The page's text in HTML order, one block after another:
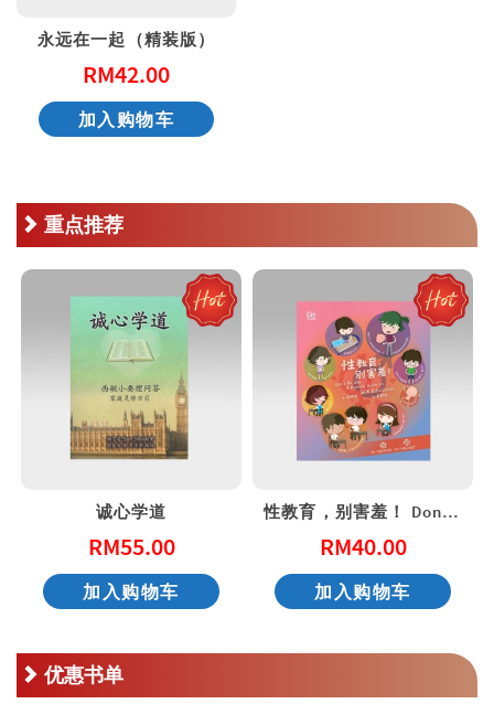
永远在一起（精装版）
RM42.00
加入购物车
重点推荐
诚心学道
RM55.00
加入购物车
性教育，别害羞！ Don’t Be Shy: A Friendly Guide to Sex Education
RM40.00
加入购物车
优惠书单